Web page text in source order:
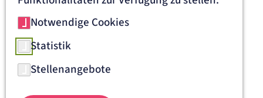
Navigationspfad
KRANKENHAUS TABEA HAMBURG
BEHANDLUNG
ZENTRUM FÜR ORTHOPÄDISCHE CHIRURGIE
Rheumaorthopädie am
Krankenhaus Tabea Hamburg
Notwendige Cookies
Statistik
Stellenangebote